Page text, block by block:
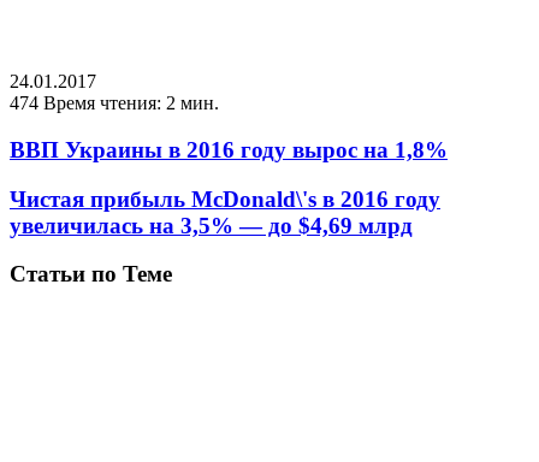
24.01.2017
474 Время чтения: 2 мин.
ВВП Украины в 2016 году вырос на 1,8%
Чистая прибыль McDonald\'s в 2016 году
увеличилась на 3,5% — до $4,69 млрд
Статьи по Теме